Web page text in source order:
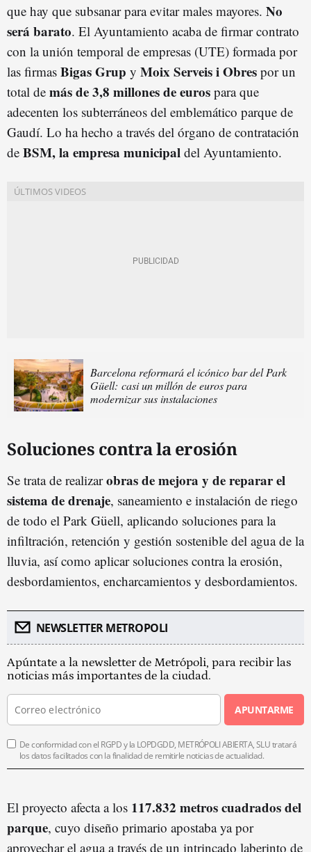
que hay que subsanar para evitar males mayores. No
será barato. El Ayuntamiento acaba de firmar contrato
con la unión temporal de empresas (UTE) formada por
las firmas Bigas Grup y Moix Serveis i Obres por un
total de más de 3,8 millones de euros para que
adecenten los subterráneos del emblemático parque de
Gaudí. Lo ha hecho a través del órgano de contratación
de BSM, la empresa municipal del Ayuntamiento.
Barcelona reformará el icónico bar del Park
Güell: casi un millón de euros para
modernizar sus instalaciones
Soluciones contra la erosión
Se trata de realizarobras de mejora y de reparar el
sistema de drenaje, saneamiento e instalación de riego
de todo el Park Güell, aplicando soluciones para la
infiltración, retención y gestión sostenible del agua de la
lluvia, así como aplicar soluciones contra la erosión,
desbordamientos, encharcamientos y desbordamientos.
NEWSLETTER METROPOLI
Apúntate a la newsletter de Metrópoli, para recibir las
noticias más importantes de la ciudad.
APUNTARME
De conformidad con el RGPD y la LOPDGDD, METRÓPOLI ABIERTA, SLU tratará
los datos facilitados con la finalidad de remitirle noticias de actualidad.
El proyecto afecta a los 117.832 metros cuadrados del
parque, cuyo diseño primario apostaba ya por
aprovechar el agua a través de un intrincado laberinto de